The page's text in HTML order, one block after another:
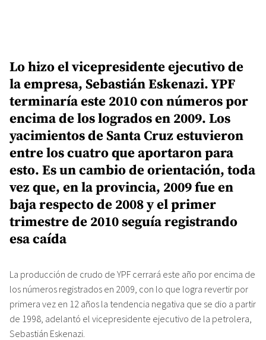
Lo hizo el vicepresidente ejecutivo de
la empresa, Sebastián Eskenazi. YPF
terminaría este 2010 con números por
encima de los logrados en 2009. Los
yacimientos de Santa Cruz estuvieron
entre los cuatro que aportaron para
esto. Es un cambio de orientación, toda
vez que, en la provincia, 2009 fue en
baja respecto de 2008 y el primer
trimestre de 2010 seguía registrando
esa caída
La producción de crudo de YPF cerrará este año por encima de
los números registrados en 2009, con lo que logra revertir por
primera vez en 12 años la tendencia negativa que se dio a partir
de 1998, adelantó el vicepresidente ejecutivo de la petrolera,
Sebastián Eskenazi.